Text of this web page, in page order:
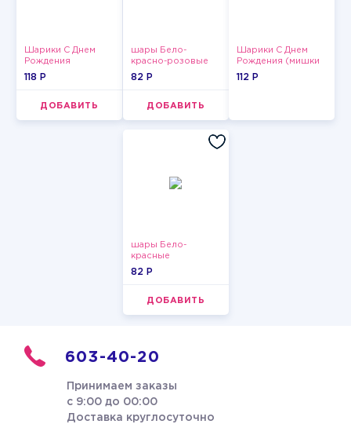
Шарики С Днем
Рождения
118 P
ДОБАВИТЬ
шары Бело-
красно-розовые
пастельные
82 P
ДОБАВИТЬ
Шарики С Днем
Рождения (мишки
и тортики)
112 P
шары Бело-
красные
пастельные
82 P
ДОБАВИТЬ
603-40-20
Принимаем заказы
с 9:00 до 00:00
Доставка круглосуточно